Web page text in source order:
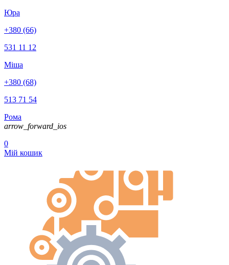
Юра
+380 (66)
531 11 12
Міша
+380 (68)
513 71 54
Рома
arrow_forward_ios
0
Мій кошик